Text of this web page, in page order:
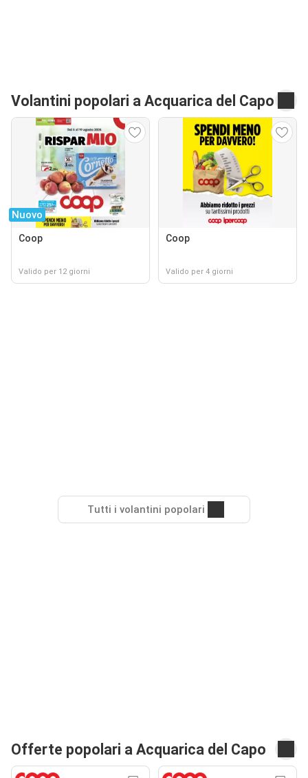
Volantini popolari a Acquarica del Capo
Nuovo
Coop
Valido per 12 giorni
Coop
Valido per 4 giorni
Tutti i volantini popolari
Offerte popolari a Acquarica del Capo